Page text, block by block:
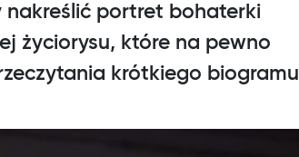
nakreślić portret bohaterki
życiorysu, które na pewno
krótkiego biogramu